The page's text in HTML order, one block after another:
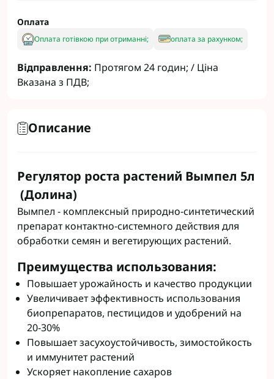
Оплата
Оплата готівкою при отриманні; оплата за рахунком;
Відправлення: Протягом 24 годин; / Ціна
Вказана з ПДВ;
Описание
Регулятор роста растений Вымпел 5л
(Долина)
Вымпел - комплексный природно-синтетический
препарат контактно-системного действия для
обработки семян и вегетирующих растений.
Преимущества использования:
Повышает урожайность и качество продукции
Увеличивает эффективность использования
биопрепаратов, пестицидов и удобрений на
20-30%
Повышает засухоустойчивость, зимостойкость
и иммунитет растений
Ускоряет накопление сахаров